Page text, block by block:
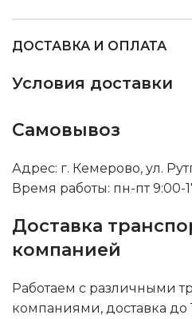
ДОСТАВКА И ОПЛАТА
Условия доставки
Самовывоз
Адрес: г. Кемерово, ул.
Время работы: пн-пт 9:00-
Доставка
компанией
Работаем с различными
компаниями, доставка до